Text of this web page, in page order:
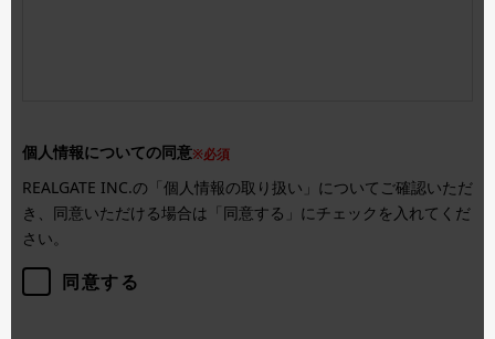
個人情報についての同意※必須
REALGATE INC.の「個人情報の取り扱い」についてご確認いただ
き、同意いただける場合は「同意する」にチェックを入れてくだ
さい。
同意する